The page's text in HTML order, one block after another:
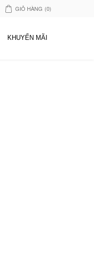
GIỎ HÀNG (0)
KHUYẾN MÃI